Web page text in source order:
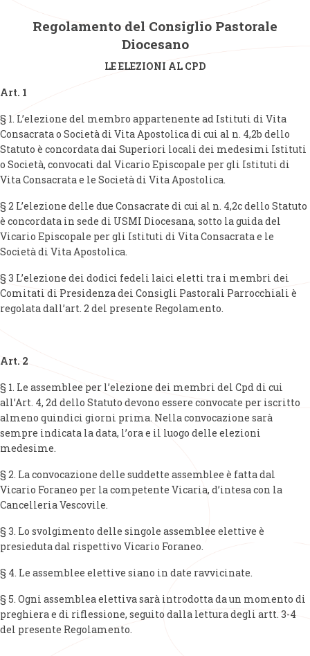
Regolamento del Consiglio Pastorale
Diocesano
LE ELEZIONI AL CPD
Art. 1
§ 1. L’elezione del membro appartenente ad Istituti di Vita
Consacrata o Società di Vita Apostolica di cui al n. 4,2b dello
Statuto è concordata dai Superiori locali dei medesimi Istituti
o Società, convocati dal Vicario Episcopale per gli Istituti di
Vita Consacrata e le Società di Vita Apostolica.
§ 2 L’elezione delle due Consacrate di cui al n. 4,2c dello Statuto
è concordata in sede di USMI Diocesana, sotto la guida del
Vicario Episcopale per gli Istituti di Vita Consacrata e le
Società di Vita Apostolica.
§ 3 L’elezione dei dodici fedeli laici eletti tra i membri dei
Comitati di Presidenza dei Consigli Pastorali Parrocchiali è
regolata dall’art. 2 del presente Regolamento.
Art. 2
§ 1. Le assemblee per l’elezione dei membri del Cpd di cui
all’Art. 4, 2d dello Statuto devono essere convocate per iscritto
almeno quindici giorni prima. Nella convocazione sarà
sempre indicata la data, l’ora e il luogo delle elezioni
medesime.
§ 2. La convocazione delle suddette assemblee è fatta dal
Vicario Foraneo per la competente Vicaria, d’intesa con la
Cancelleria Vescovile.
§ 3. Lo svolgimento delle singole assemblee elettive è
presieduta dal rispettivo Vicario Foraneo.
§ 4. Le assemblee elettive siano in date ravvicinate.
§ 5. Ogni assemblea elettiva sarà introdotta da un momento di
preghiera e di riflessione, seguito dalla lettura degli artt. 3-4
del presente Regolamento.